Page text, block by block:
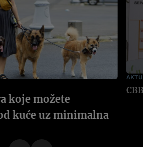
koje možete
kuće uz minimalna